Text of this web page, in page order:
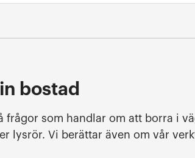
bostad
frågor som handlar om att borra i
lysrör. Vi berättar även om vår